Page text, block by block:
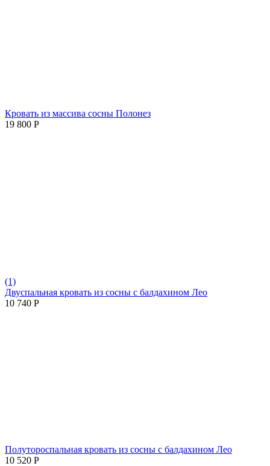
Кровать из массива сосны Полонез
19 800 Р
(1)
Двуспальная кровать из сосны с балдахином Лео
10 740 Р
Полутороспальная кровать из сосны с балдахином Лео
10 520 Р